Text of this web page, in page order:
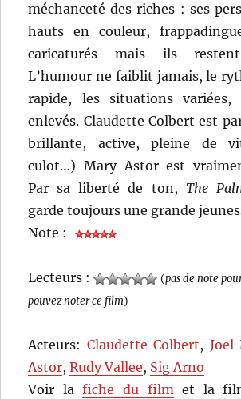
méchanceté des riches : ses
hauts en couleur,
caricaturés mais ils
L’humour ne faiblit jamais, le
rapide, les situations variées,
enlevés. Claudette Colbert est
brillante, active, pleine de
culot…) Mary Astor est
Par sa liberté de ton, The
garde toujours une grande
Note :
Lecteurs : (pas de note
pouvez noter ce film)
Acteurs: Claudette Colbert, Joel
Astor,Rudy Vallee, Sig Arno
Voir lafiche du filmet la